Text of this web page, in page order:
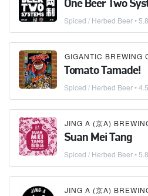
One Beer Two
Spiced / Herbed Beer•
Tomato Tamade!
Spiced / Herbed Beer•
JING A (京A)
Suan Mei Tang
Spiced / Herbed Beer•
JING A (京A)